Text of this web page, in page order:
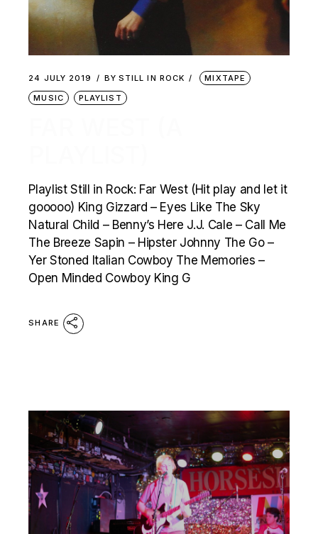
24 JULY 2019 BY STILL IN ROCK
MIXTAPE
MUSIC
PLAYLIST
Playlist Still in Rock: Far West (Hit play and let it
gooooo) King Gizzard – Eyes Like The Sky
Natural Child – Benny’s Here J.J. Cale – Call Me
The Breeze Sapin – Hipster Johnny The Go –
Yer Stoned Italian Cowboy The Memories –
Open Minded Cowboy King G
SHARE